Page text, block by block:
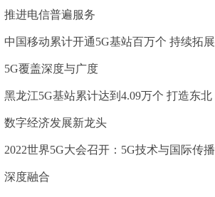
推进电信普遍服务
中国移动累计开通5G基站百万个 持续拓展
5G覆盖深度与广度
黑龙江5G基站累计达到4.09万个 打造东北
数字经济发展新龙头
2022世界5G大会召开：5G技术与国际传播
深度融合